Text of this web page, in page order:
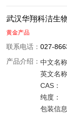
武汉华翔科洁生
黄金产品
联系电话：027-
产品介绍：中文名
英文名称
CAS：
纯度：
包装信息